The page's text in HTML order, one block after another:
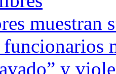
muestran
y